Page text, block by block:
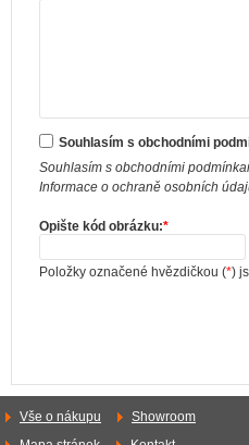
Souhlasím s obchodními
Souhlasím s obchodními
Informace o ochraně osobních
Opište kód obrázku:*
Položky označené hvězdičkou (*)
Vše o nákupu
Showroom